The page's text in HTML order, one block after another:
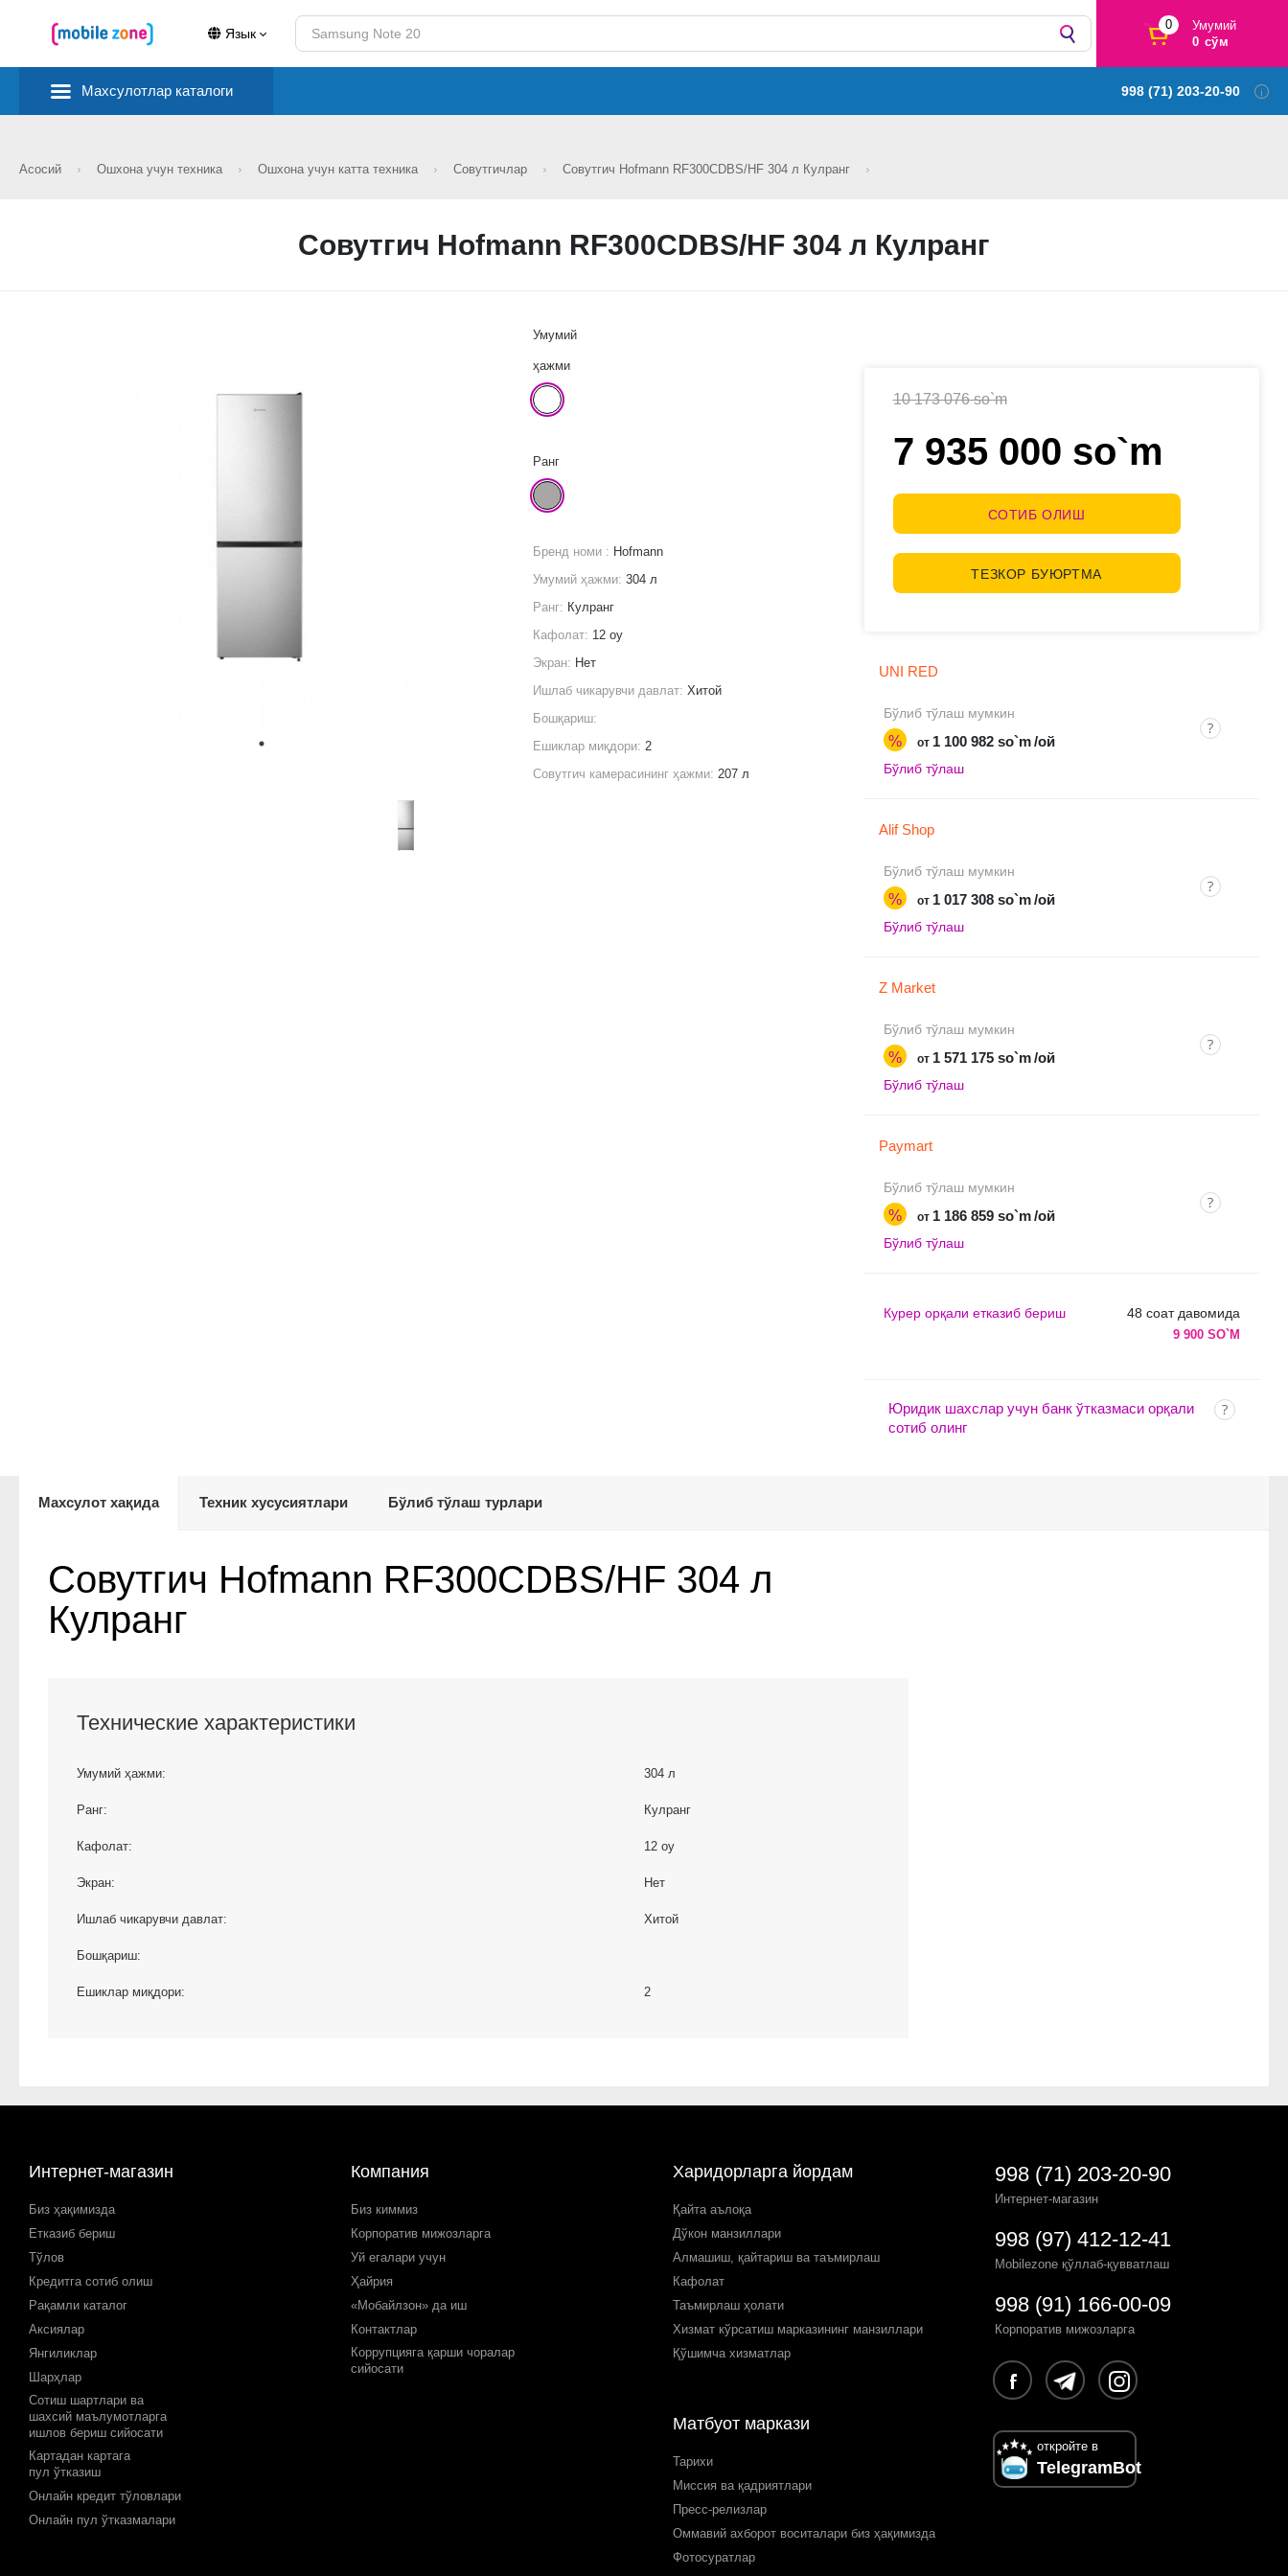
Язык
0
Умумий
0 сўм
Махсулотлар каталоги 998 (71) 203-20-90
Асосий Ошхона учун техника Ошхона учун катта техника Совутгичлар Совутгич Hofmann RF300CDBS/HF 304 л Кулранг
Совутгич Hofmann RF300CDBS/HF 304 л Кулранг
10 173 076 so`m
7 935 000 so`m
СОТИБ ОЛИШ
ТЕЗКОР БУЮРТМА
UNI RED
Бўлиб тўлаш мумкин
% от 1 100 982 so`m /ой
Бўлиб тўлаш
Alif Shop
Бўлиб тўлаш мумкин
% от 1 017 308 so`m /ой
Бўлиб тўлаш
Z Market
Бўлиб тўлаш мумкин
% от 1 571 175 so`m /ой
Бўлиб тўлаш
Paymart
Бўлиб тўлаш мумкин
% от 1 186 859 so`m /ой
Бўлиб тўлаш
Курер орқали етказиб бериш 48 соат давомида
9 900 SO`M
Юридик шахслар учун банк ўтказмаси орқали
сотиб олинг
Умумий
ҳажми
Ранг
Бренд номи : Hofmann
Умумий ҳажми:304 л
Ранг: Кулранг
Кафолат: 12 oy
Экран: Нет
Ишлаб чикарувчи давлат:Хитой
Бошқариш:
Ешиклар миқдори:2
Совутгич камерасининг ҳажми:207 л
Махсулот хақида Техник хусусиятлари Бўлиб тўлаш турлари
Совутгич Hofmann RF300CDBS/HF 304 л
Кулранг
Технические характеристики
Умумий ҳажми: 304 л
Ранг: Кулранг
Кафолат: 12 oy
Экран: Нет
Ишлаб чикарувчи давлат: Хитой
Бошқариш:
Ешиклар миқдори: 2
Интернет-магазин
Биз ҳақимизда
Етказиб бериш
Тўлов
Кредитга сотиб олиш
Рақамли каталог
Аксиялар
Янгиликлар
Шарҳлар
Сотиш шартлари ва
шахсий маълумотларга
ишлов бериш сийосати
Картадан картага
пул ўтказиш
Онлайн кредит тўловлари
Онлайн пул ўтказмалари
Компания
Биз киммиз
Корпоратив мижозларга
Уй егалари учун
Ҳайрия
«Мобайлзон» да иш
Контактлар
Коррупцияга қарши чоралар
сийосати
Харидорларга йордам
Қайта аълоқа
Дўкон манзиллари
Алмашиш, қайтариш ва таъмирлаш
Кафолат
Таъмирлаш ҳолати
Хизмат кўрсатиш марказининг манзиллари
Қўшимча хизматлар
Матбуот маркази
Тарихи
Миссия ва қадриятлари
Пресс-релизлар
Оммавий ахборот воситалари биз ҳақимизда
Фотосуратлар
998 (71) 203-20-90
Интернет-магазин
998 (97) 412-12-41
Mobilezone қўллаб-қувватлаш
998 (91) 166-00-09
Корпоратив мижозларга
откройте в
TelegramBot